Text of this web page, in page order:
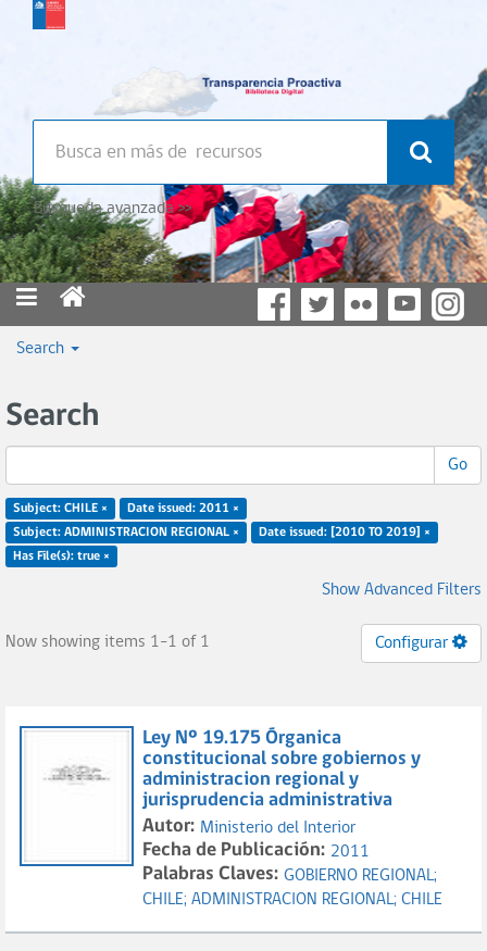
Búsqueda avanzada >>
Search
Search
Go
Subject: CHILE ×
Date issued: 2011 ×
Subject: ADMINISTRACION REGIONAL ×
Date issued: [2010 TO 2019] ×
Has File(s): true ×
Show Advanced Filters
Now showing items 1-1 of 1 Configurar
Ley Nº 19.175 Órganica
constitucional sobre gobiernos y
administracion regional y
jurisprudencia administrativa
Autor: Ministerio del Interior
Fecha de Publicación: 2011
Palabras Claves: GOBIERNO REGIONAL;
CHILE; ADMINISTRACION REGIONAL; CHILE